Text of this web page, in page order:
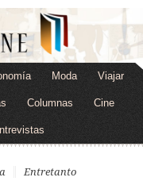
Moda Viajar
Columnas Cine
Entretanto